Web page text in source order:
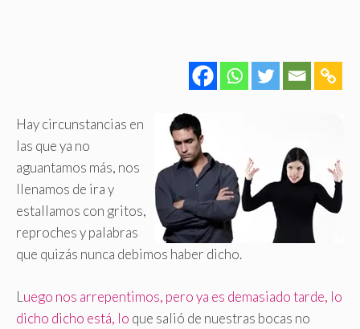
Hay circunstancias en
las que ya no
aguantamos más, nos
llenamos de ira y
estallamos con gritos,
reproches y palabras
que quizás nunca debimos haber dicho.
L uego nos arrepentimos, pero ya es demasiado tarde, lo
dicho dicho está, lo que salió de nuestras bocas no